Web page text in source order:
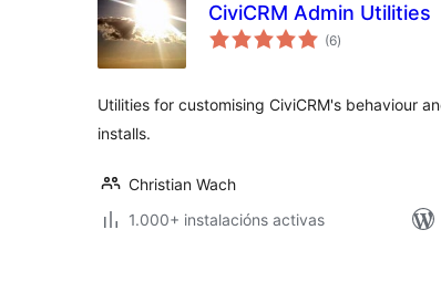
CiviCRM Admin Utilities
(6valoracións
totais
)
Utilities for customising CiviCRM's behaviour
installs.
Christian Wach
1.000+ instalacións activas